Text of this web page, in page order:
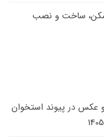
رشت در 6 مرحله؛ اسکن، ساخت و نصب
در پیوند استخوان